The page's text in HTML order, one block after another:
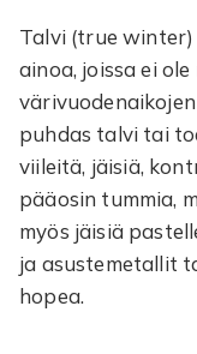
Talvi (true
ainoa, joissa ei
puhdas talvi tai
viileitä, jäisiä,
pääosin tummia,
myös jäisiä
ja asustemetallit
hopea.